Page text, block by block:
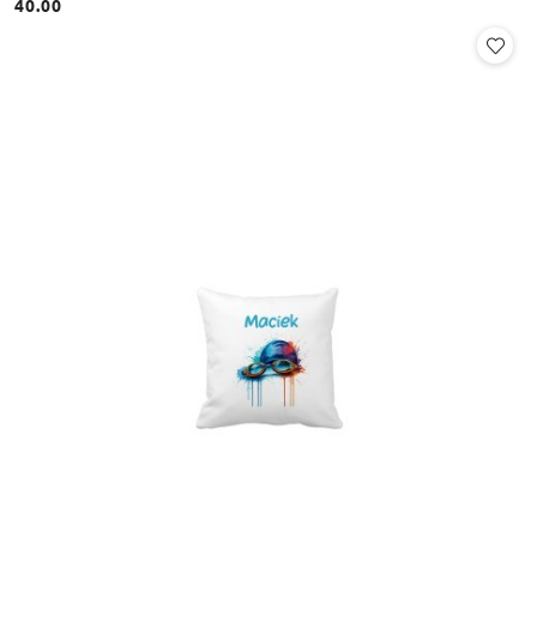
Cena:
40.00